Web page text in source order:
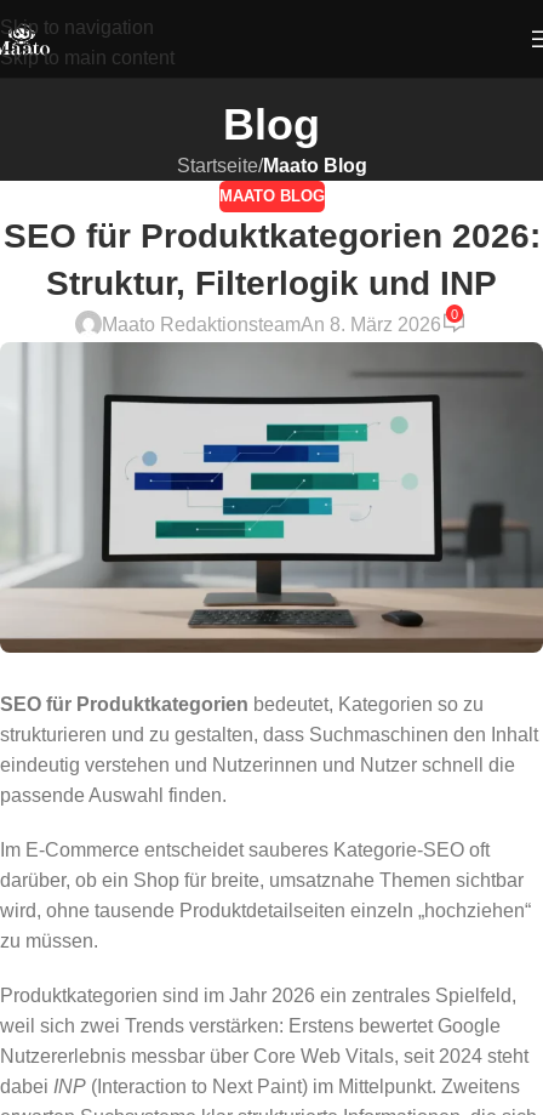
Skip to navigation
Skip to main content
Blog
Startseite/Maato Blog
MAATO BLOG
SEO für Produktkategorien 2026:
Struktur, Filterlogik und INP
Maato RedaktionsteamAn 8. März 2026
0
SEO für Produktkategorien bedeutet, Kategorien so zu
strukturieren und zu gestalten, dass Suchmaschinen den Inhalt
eindeutig verstehen und Nutzerinnen und Nutzer schnell die
passende Auswahl finden.
Im E-Commerce entscheidet sauberes Kategorie-SEO oft
darüber, ob ein Shop für breite, umsatznahe Themen sichtbar
wird, ohne tausende Produktdetailseiten einzeln „hochziehen“
zu müssen.
Produktkategorien sind im Jahr 2026 ein zentrales Spielfeld,
weil sich zwei Trends verstärken: Erstens bewertet Google
Nutzererlebnis messbar über Core Web Vitals, seit 2024 steht
dabei INP (Interaction to Next Paint) im Mittelpunkt. Zweitens